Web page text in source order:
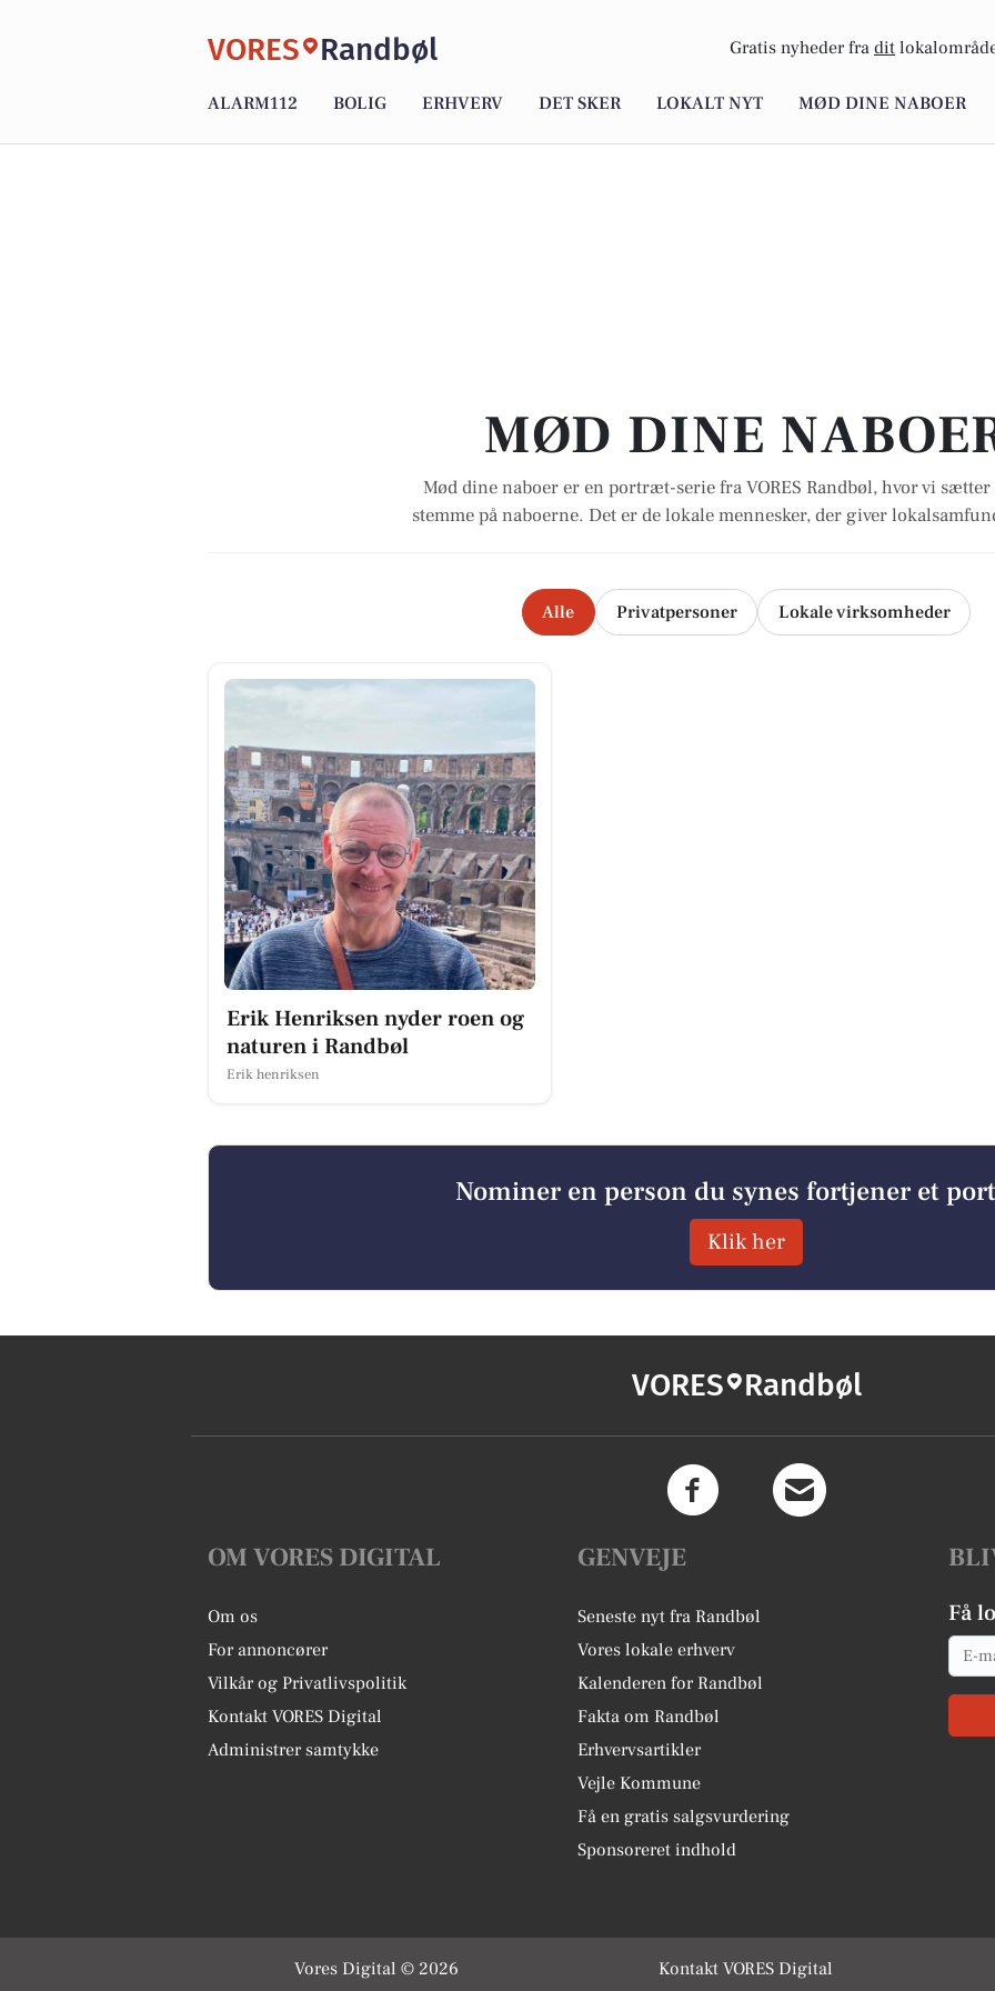
VORES Randbøl Gratis nyheder fra dit
ALARM112 BOLIG ERHVERV DET SKER LOKALT NYT MØD DINE NABOER
MØD DINE
Mød dine naboer er en portræt-serie fra VORES Randbøl, hvor vi
stemme på naboerne. Det er de lokale mennesker, der giver
Alle Privatpersoner Lokale virksomheder
Erik Henriksen nyder roen og
naturen i Randbøl
Erik henriksen
Nominer en person du synes fortjener et
Klik her
VORES Randbøl
OM VORES DIGITAL
Om os
For annoncører
Vilkår og Privatlivspolitik
Kontakt VORES Digital
Administrer samtykke
GENVEJE
Seneste nyt fra Randbøl
Vores lokale erhverv
Kalenderen for Randbøl
Fakta om Randbøl
Erhvervsartikler
Vejle Kommune
Få en gratis salgsvurdering
Sponsoreret indhold
Få
Email
Vores Digital © 2026 Kontakt VORES Digital